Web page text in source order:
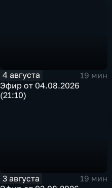
4 августа
19 мин
Эфир от 04.08.2026
(21:10)
3 августа
19 мин